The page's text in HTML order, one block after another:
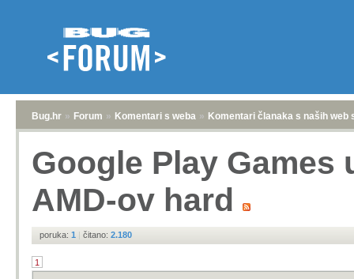
Bug.hr » Forum » Komentari s weba » Komentari članaka s naših web
Google Play
AMD-ov hard
poruka: 1 | čitano: 2.180
1